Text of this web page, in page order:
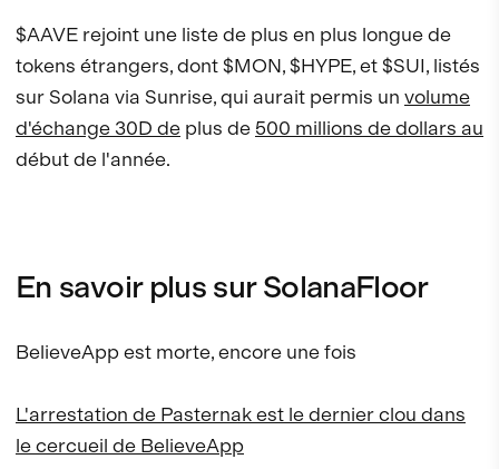
$AAVE rejoint une liste de plus en plus longue de
tokens étrangers, dont $MON, $HYPE, et $SUI, listés
sur Solana via Sunrise, qui aurait permis un volume
d'échange 30D de plus de 500 millions de dollars au
début de l'année.
En savoir plus sur SolanaFloor
BelieveApp est morte, encore une fois
L'arrestation de Pasternak est le dernier clou dans
le cercueil de BelieveApp